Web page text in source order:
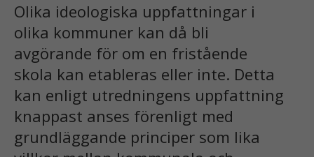
Olika ideologiska uppfattningar i
olika kommuner kan då bli
avgörande för om en fristående
skola kan etableras eller inte. Detta
kan enligt utredningens uppfattning
knappast anses förenligt med
grundläggande principer som lika